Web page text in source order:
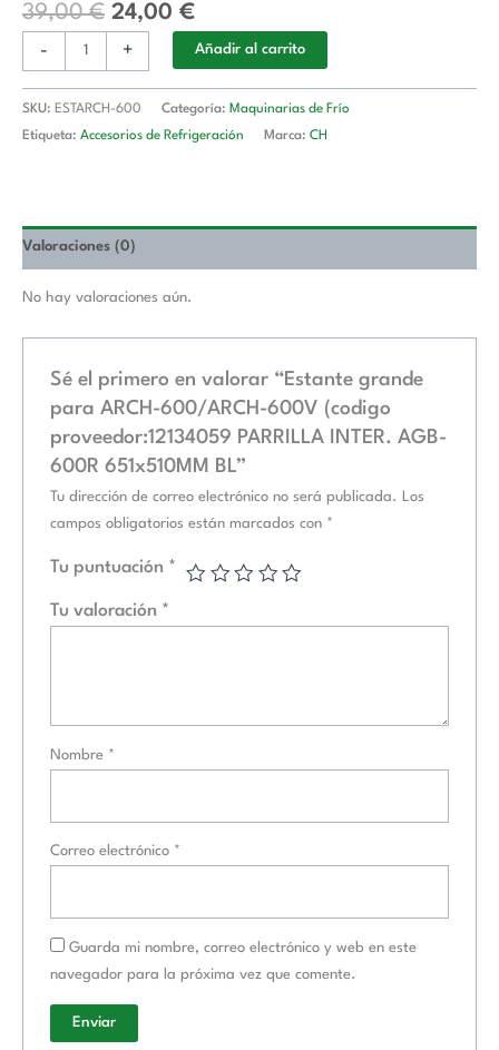
39,00€ 24,00 €
-
INTER.
600R
651x510MM
cantidad
+ Añadir al carrito
SKU: ESTARCH-600 Categoría: Maquinarias de Frío
Etiqueta: Accesorios de Refrigeración Marca: CH
Valoraciones (0)
No hay valoraciones aún.
Sé el primero en valorar “Estante grande
para ARCH-600/ARCH-600V (codigo
proveedor:12134059 PARRILLA INTER. AGB-
600R 651x510MM BL”
Tu dirección de correo electrónico no será publicada.
Los
campos obligatorios están marcados con *
Tu puntuación *
Tu valoración *
Nombre *
Correo electrónico *
Guarda mi nombre, correo electrónico y web en este
navegador para la próxima vez que comente.